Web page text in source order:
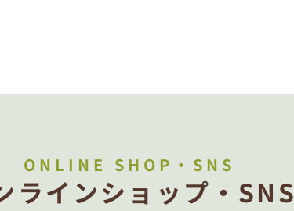
ONLINE SHOP・SNS
ラインショップ・SNS